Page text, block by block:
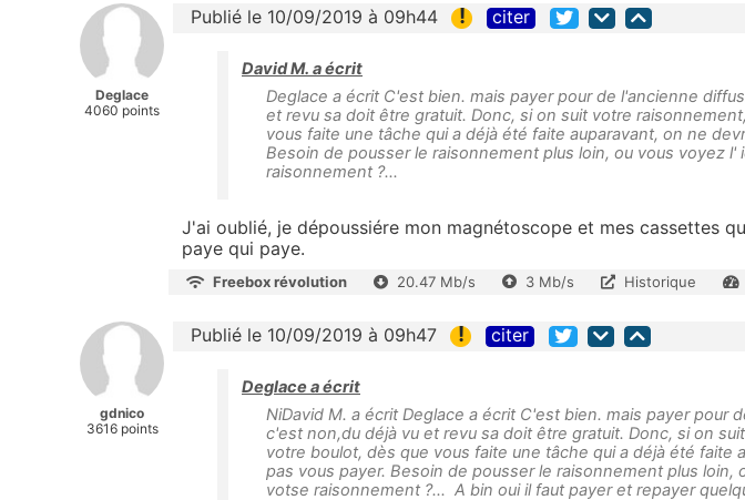
Deglace
4060 points
Publié le 10/09/2019 à 09h44 ! citer
David M. a écrit
Deglace a écrit C'est bien. mais payer pour de l'ancienne
et revu sa doit être gratuit. Donc, si on suit votre
vous faite une tâche qui a déjà été faite auparavant, on ne
Besoin de pousser le raisonnement plus loin, ou vous voyez l'
raisonnement ?...
J'ai oublié, je dépoussiére mon magnétoscope et mes cassettes
paye qui paye.
Freebox révolution 20.47 Mb/s 3 Mb/s Historique
gdnico
3616 points
Publié le 10/09/2019 à 09h47 ! citer
Deglace a écrit
NiDavid M. a écrit Deglace a écrit C'est bien. mais payer pour
c'est non,du déjà vu et revu sa doit être gratuit. Donc, si on
votre boulot, dès que vous faite une tâche qui a déjà été faite
pas vous payer. Besoin de pousser le raisonnement plus loin,
votse raisonnement ?... A bin oui il faut payer et repayer